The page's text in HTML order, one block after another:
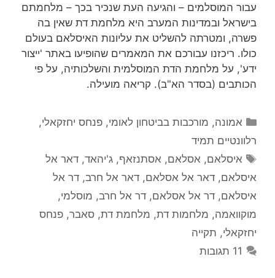
עבור המוסלמים – והגיעה העת שנכיר בכך – מלחמתם
בישראל ובמדינות המערב היא מלחמת דת שאין בה
פשרה, ומטרתה להשליט את עליונות האיסלאם בעולם
כולו. ריכזנו עבורכם את המאמרים שהופיעו באתר 'ייצור
ידע', על מלחמת הדת המוסלמית והשלכותיה, על פי
הכותבים (בסדר הא"ב). קריאה מועילה.
קטגוריות
אמונה, מורכבות בביטחון לאומי,פנחס יחזקאלי,
רלוונטיים תמיד
תגיות
איסלאם, אסלאם, אסתנזאף,ג'יהאד,דאר אל
איסלאם, דאר אל אסלאם, דאר אל חרב, דר אל
איסלאם, דר אל אסלאם, דר אל חרב, מוסלמי,
מוקוואמה, מלחמות דת, מלחמת דת, סאבר, פנחס
יחזקאלי, תקייה
11 תגובות